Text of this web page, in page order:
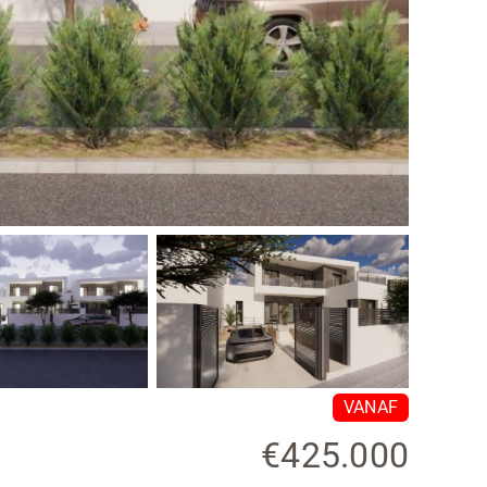
€425.000
VANAF